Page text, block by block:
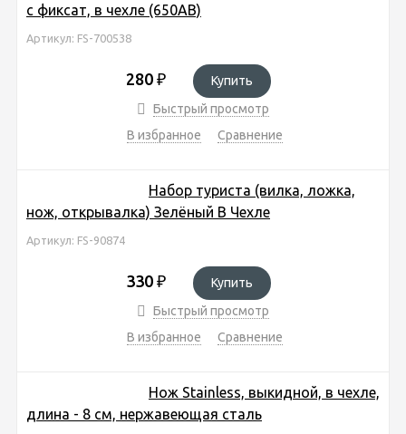
с фиксат, в чехле (650АВ)
Артикул: FS-700538
280 ₽
Купить
Быстрый просмотр
В избранное
Сравнение
Набор туриста (вилка, ложка,
нож, открывалка) Зелёный В Чехле
Артикул: FS-90874
330 ₽
Купить
Быстрый просмотр
В избранное
Сравнение
Нож Stainless, выкидной, в чехле,
длина - 8 см, нержавеющая сталь